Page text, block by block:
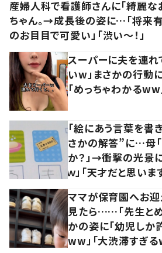
産婦人科で看護師さんに「綺麗な
ちゃん。→成長後の姿に…「将来有
のお目目で可愛い」「渋い～！」
スーパーに夫を連れ
いw」まさかの行動に
「めっちゃわかるww
「絵にあう言葉を書
さかの解答”に…母「
か？」→衝撃の光景
ｗ」「天才だと思いま
ママが保育園へお
見たら……「先生とめ
かの姿に「幼児しか
ww」「大渋滞すぎる